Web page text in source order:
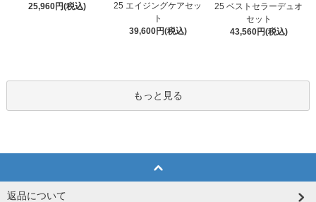
25,960円(税込)
25 エイジングケアセッ
ト
39,600円(税込)
25 ベストセラーデュオ
セット
43,560円(税込)
もっと見る
返品について